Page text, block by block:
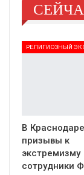
В
призывы к
экстремизму
сотрудники